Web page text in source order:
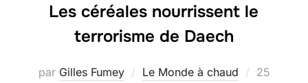
Les céréales nourrissent le
terrorisme de Daech
par Gilles Fumey Le Monde à chaud
Publié
25